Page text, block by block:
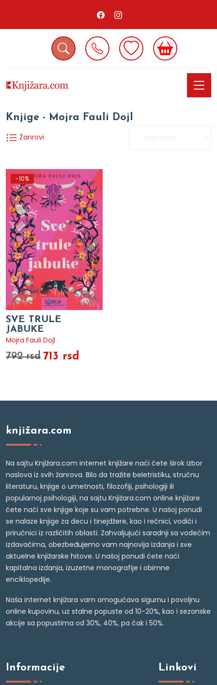
Knjige - Mojra Fauli Dojl
Žanrovi
-10%
SVE TRULE
JABUKE
Mojra Fauli Dojl
792 rsd 713 rsd
knjižara.com
Na sajtu Knjižara.com internet knjižare naći ćete širok izbor
naslova iz svih žanrova. Bilo da tražite beletristiku, stručnu
literaturu, knjige o umetnosti, filozofiji, psihologiji ili
popularnoj psihologiji, na sajtu Knjižara.com online knjižare
ćete naći sve knjige koje su vam potrebne. U našoj ponudi
se nalaze knjige za decu i tinejdžere, kao i rečnici, vodiči i
priručnici iz različitih oblasti. Zahvaljujući saradnji sa vodećim
izdavačima, obezbeđujemo vam najnovija izdanja i sve
aktuelne knjižarske hitove. U našoj ponudi ćete naći
kapitalna izdanja, izuzetne monografije i obimne
enciklopedije.
Naša internet knjižara vam omogućava sigurnu i povoljnu
online kupovinu, uz stalne popuste od 10-20%, kao i sezonske
akcije sa popustima od 30%, 40%, pa čak i 50%.
Informacije Linkovi